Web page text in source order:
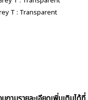
T : Transparent